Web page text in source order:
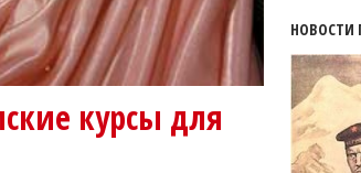
курсы для
НОВОСТИ